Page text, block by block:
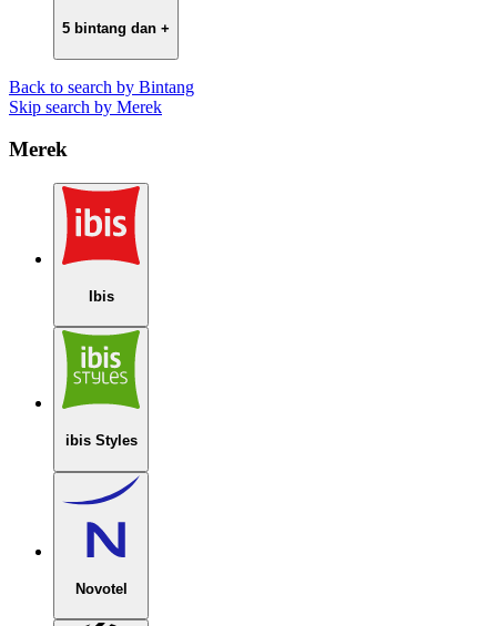
5 bintang dan +
Back to search by Bintang
Skip search by Merek
Merek
Ibis
ibis Styles
Novotel